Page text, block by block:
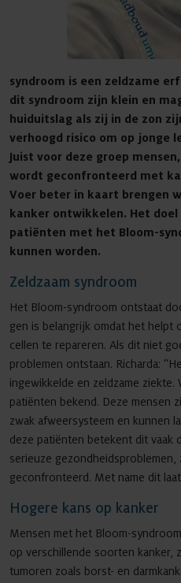
syndroom is een zeldzame
dit syndroom zijn klein en
huiduitslag als zij in de zon
verhoogd risico om op jonge
Juist voor deze groep
wordt geconfronteerd met
Voer beter in kaart brengen
kanker ontwikkelen. Het
patiënten met het Bloom-
kunnen worden.
Zeldzaam syndroom
Het Bloom-syndroom ontstaat
gen is belangrijk omdat het helpt
cellen te repareren. Als dit niet
problemen ontstaan. Richarda:
ingewikkelde en zeldzame
patiënten bekend. Deze mensen
zwak afweersysteem en kunnen
deze patiënten betekent dit vaak
serieuze gezondheidsproblemen,
geconfronteerd. Met name dit
Hogere kans op kanker
Mensen met het Bloom-
op ­verschillende ­soorten kanker,
tumoren zoals borst- en